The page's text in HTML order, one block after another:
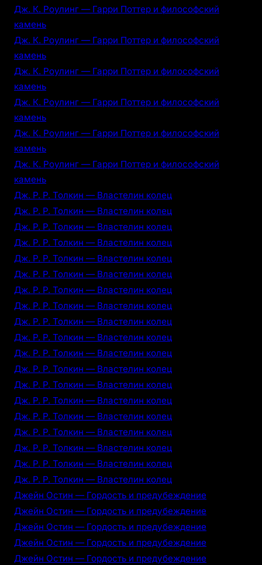
Дж. К. Роулинг — Гарри Поттер и философский
камень
Дж. К. Роулинг — Гарри Поттер и философский
камень
Дж. К. Роулинг — Гарри Поттер и философский
камень
Дж. К. Роулинг — Гарри Поттер и философский
камень
Дж. К. Роулинг — Гарри Поттер и философский
камень
Дж. К. Роулинг — Гарри Поттер и философский
камень
Дж. Р. Р. Толкин — Властелин колец
Дж. Р. Р. Толкин — Властелин колец
Дж. Р. Р. Толкин — Властелин колец
Дж. Р. Р. Толкин — Властелин колец
Дж. Р. Р. Толкин — Властелин колец
Дж. Р. Р. Толкин — Властелин колец
Дж. Р. Р. Толкин — Властелин колец
Дж. Р. Р. Толкин — Властелин колец
Дж. Р. Р. Толкин — Властелин колец
Дж. Р. Р. Толкин — Властелин колец
Дж. Р. Р. Толкин — Властелин колец
Дж. Р. Р. Толкин — Властелин колец
Дж. Р. Р. Толкин — Властелин колец
Дж. Р. Р. Толкин — Властелин колец
Дж. Р. Р. Толкин — Властелин колец
Дж. Р. Р. Толкин — Властелин колец
Дж. Р. Р. Толкин — Властелин колец
Дж. Р. Р. Толкин — Властелин колец
Дж. Р. Р. Толкин — Властелин колец
Джейн Остин — Гордость и предубеждение
Джейн Остин — Гордость и предубеждение
Джейн Остин — Гордость и предубеждение
Джейн Остин — Гордость и предубеждение
Джейн Остин — Гордость и предубеждение